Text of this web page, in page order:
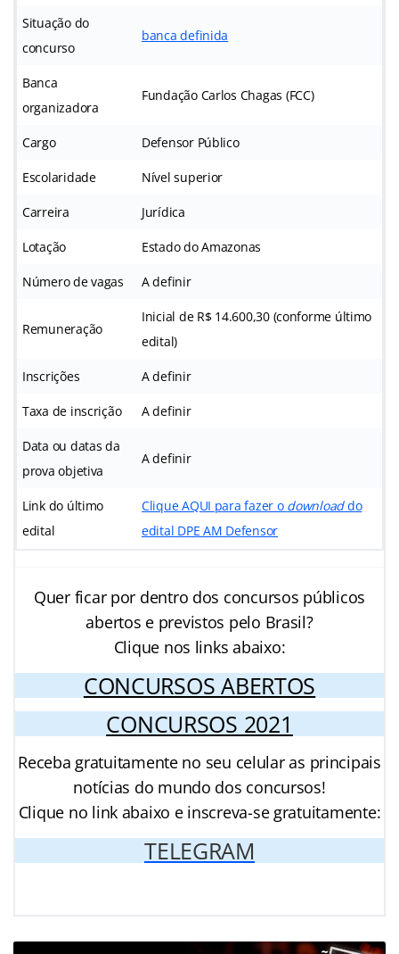
Situação do
concurso
banca definida
Banca
organizadora
Fundação Carlos Chagas (FCC)
Cargo Defensor Público
Escolaridade Nível superior
Carreira Jurídica
Lotação Estado do Amazonas
Número de vagas A definir
Remuneração
Inicial de R$ 14.600,30 (conforme último
edital)
Inscrições A definir
Taxa de inscrição A definir
Data ou datas da
prova objetiva
A definir
Link do último
edital
Clique AQUI para fazer o downloaddo
edital DPE AM Defensor
Quer ficar por dentro dos concursos públicos
abertos e previstos pelo Brasil?
Clique nos links abaixo:
CONCURSOS ABERTOS
CONCURSOS 2021
Receba gratuitamente no seu celular as principais
notícias do mundo dos concursos!
Clique no link abaixo e inscreva-se gratuitamente:
TELEGRAM